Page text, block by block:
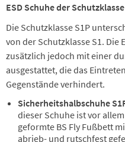
ESD Schuhe der
Die Schutzklasse S1P
von der Schutzklasse S1. Die
zusätzlich jedoch mit einer
ausgestattet, die das
Gegenstände verhindert.
Sicherheitshalbschuhe
dieser Schuhe ist vor
geformte BS Fly Fußbett
abrieb- und rutschfest